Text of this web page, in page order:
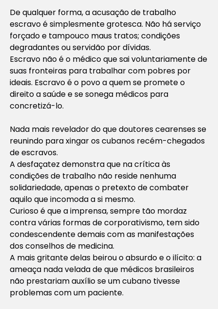
De qualquer forma, a acusação de trabalho
escravo é simplesmente grotesca. Não há serviço
forçado e tampouco maus tratos; condições
degradantes ou servidão por dívidas.
Escravo não é o médico que sai voluntariamente de
suas fronteiras para trabalhar com pobres por
ideais. Escravo é o povo a quem se promete o
direito a saúde e se sonega médicos para
concretizá-lo.
Nada mais revelador do que doutores cearenses se
reunindo para xingar os cubanos recém-chegados
de escravos.
A desfaçatez demonstra que na crítica às
condições de trabalho não reside nenhuma
solidariedade, apenas o pretexto de combater
aquilo que incomoda a si mesmo.
Curioso é que a imprensa, sempre tão mordaz
contra várias formas de corporativismo, tem sido
condescendente demais com as manifestações
dos conselhos de medicina.
A mais gritante delas beirou o absurdo e o ilícito: a
ameaça nada velada de que médicos brasileiros
não prestariam auxílio se um cubano tivesse
problemas com um paciente.